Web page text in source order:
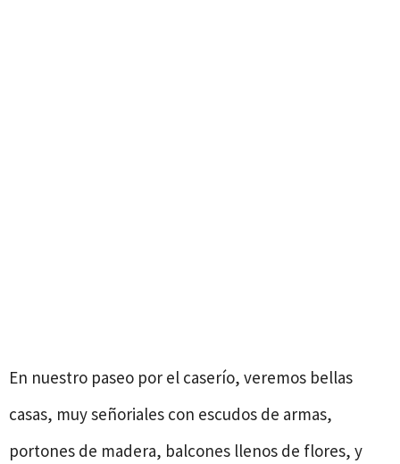
En nuestro paseo por el caserío, veremos bellas
casas, muy señoriales con escudos de armas,
portones de madera, balcones llenos de flores, y